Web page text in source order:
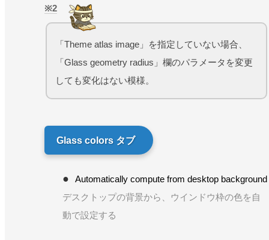
2
「Theme atlas image」を指定していない場合、
「Glass geometry radius」欄のパラメータを変更
しても変化はない模様。
Glass colors タブ
Automatically compute from desktop background
デスクトップの背景から、ウインドウ枠の色を自
動で設定する